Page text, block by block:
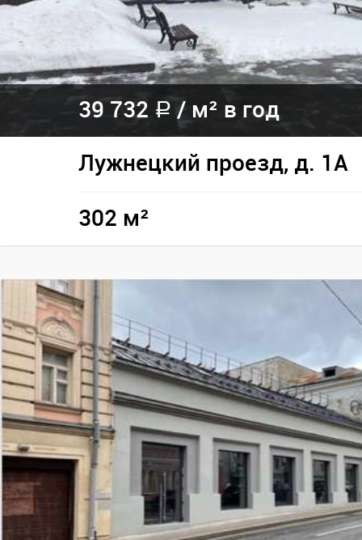
39 732 a / м² в год
Лужнецкий проезд, д. 1А
302 м²